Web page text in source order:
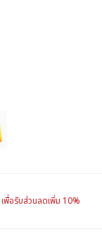
เพื่อรับส่วนลดเพิ่ม 10%